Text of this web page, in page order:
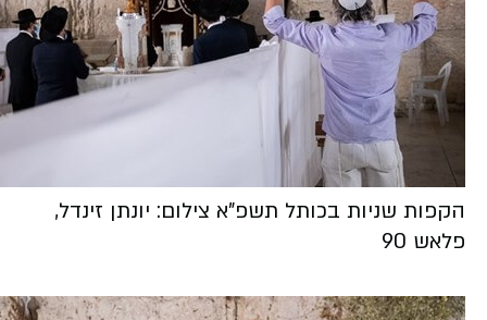
הקפות שניות בכותל תשפ"א צילום: יונתן זינדל,
פלאש 90